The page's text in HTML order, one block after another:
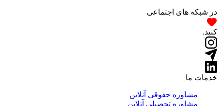
در شبکه های اجتماعی
کنید.
خدمات ما
مشاوره حقوقی آنلاین
مشاوره تحصیلی آنلاین